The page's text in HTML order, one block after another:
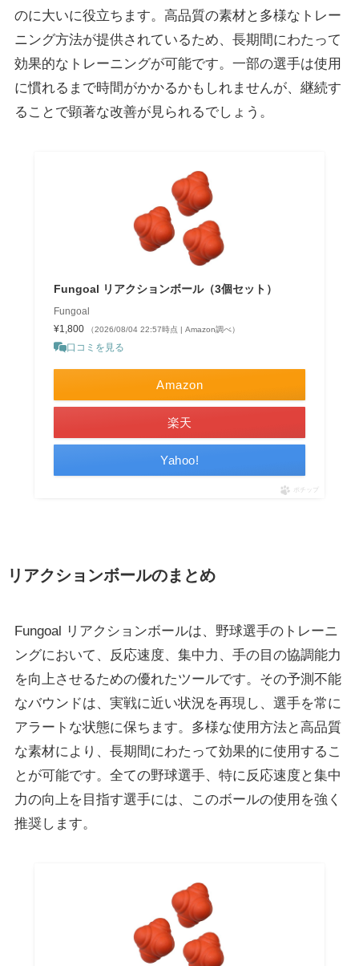
のに大いに役立ちます。高品質の素材と多様なトレー
ニング方法が提供されているため、長期間にわたって
効果的なトレーニングが可能です。一部の選手は使用
に慣れるまで時間がかかるかもしれませんが、継続す
ることで顕著な改善が見られるでしょう。
Fungoal リアクションボール（3個セット）
Fungoal
¥1,800
（2026/08/04 22:57時点 | Amazon調べ）
口コミを見る
Amazon
楽天
Yahoo!
ポチップ
リアクションボールのまとめ
Fungoal リアクションボールは、野球選手のトレーニ
ングにおいて、反応速度、集中力、手の目の協調能力
を向上させるための優れたツールです。その予測不能
なバウンドは、実戦に近い状況を再現し、選手を常に
アラートな状態に保ちます。多様な使用方法と高品質
な素材により、長期間にわたって効果的に使用するこ
とが可能です。全ての野球選手、特に反応速度と集中
力の向上を目指す選手には、このボールの使用を強く
推奨します。